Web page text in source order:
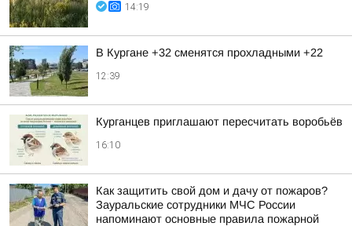
14:19
В Кургане +32 сменятся прохладными +22
12:39
Курганцев приглашают пересчитать воробьёв
16:10
Как защитить свой дом и дачу от пожаров?
Зауральские сотрудники МЧС России
напоминают основные правила пожарной